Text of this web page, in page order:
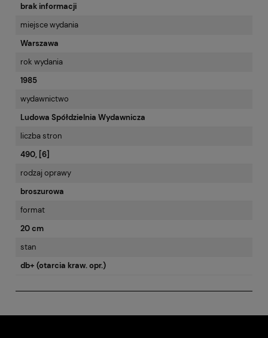
brak informacji
miejsce wydania
Warszawa
rok wydania
1985
wydawnictwo
Ludowa Spółdzielnia Wydawnicza
liczba stron
490, [6]
rodzaj oprawy
broszurowa
format
20 cm
stan
db+ (otarcia kraw. opr.)